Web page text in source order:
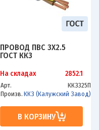
ПРОВОД ПВС 3Х2.5
ГОСТ ККЗ
На складах 2852.1
Арт.
ККЗ325П
Произв. ККЗ (Калужский Завод)
В КОРЗИНУ